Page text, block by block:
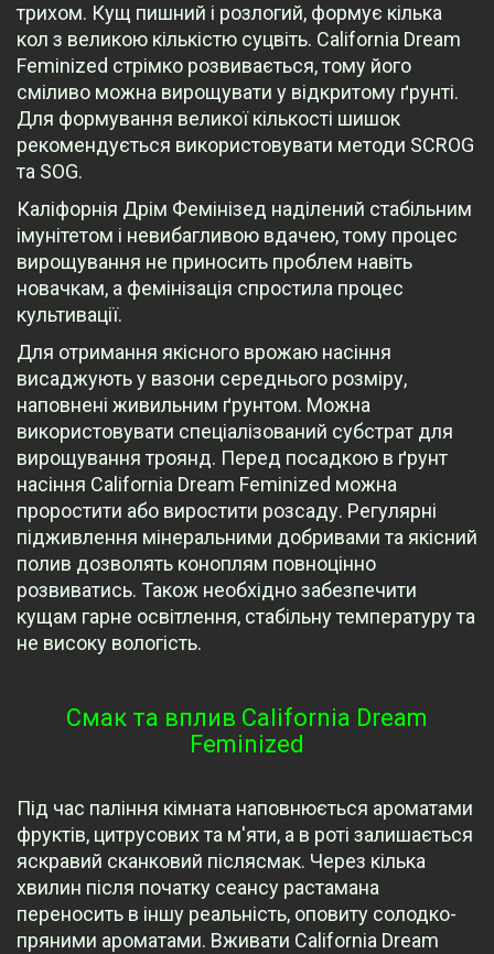
трихом. Кущ пишний і розлогий, формує кілька
кол з великою кількістю суцвіть. California Dream
Feminized стрімко розвивається, тому його
сміливо можна вирощувати у відкритому ґрунті.
Для формування великої кількості шишок
рекомендується використовувати методи SCROG
та SOG.
Каліфорнія Дрім Фемінізед наділений стабільним
імунітетом і невибагливою вдачею, тому процес
вирощування не приносить проблем навіть
новачкам, а фемінізація спростила процес
культивації.
Для отримання якісного врожаю насіння
висаджують у вазони середнього розміру,
наповнені живильним ґрунтом. Можна
використовувати спеціалізований субстрат для
вирощування троянд. Перед посадкою в ґрунт
насіння California Dream Feminized можна
проростити або виростити розсаду. Регулярні
підживлення мінеральними добривами та якісний
полив дозволять коноплям повноцінно
розвиватись. Також необхідно забезпечити
кущам гарне освітлення, стабільну температуру та
не високу вологість.
Смак та вплив California Dream
Feminized
Під час паління кімната наповнюється ароматами
фруктів, цитрусових та м'яти, а в роті залишається
яскравий сканковий післясмак. Через кілька
хвилин після початку сеансу растамана
переносить в іншу реальність, оповиту солодко-
пряними ароматами. Вживати California Dream